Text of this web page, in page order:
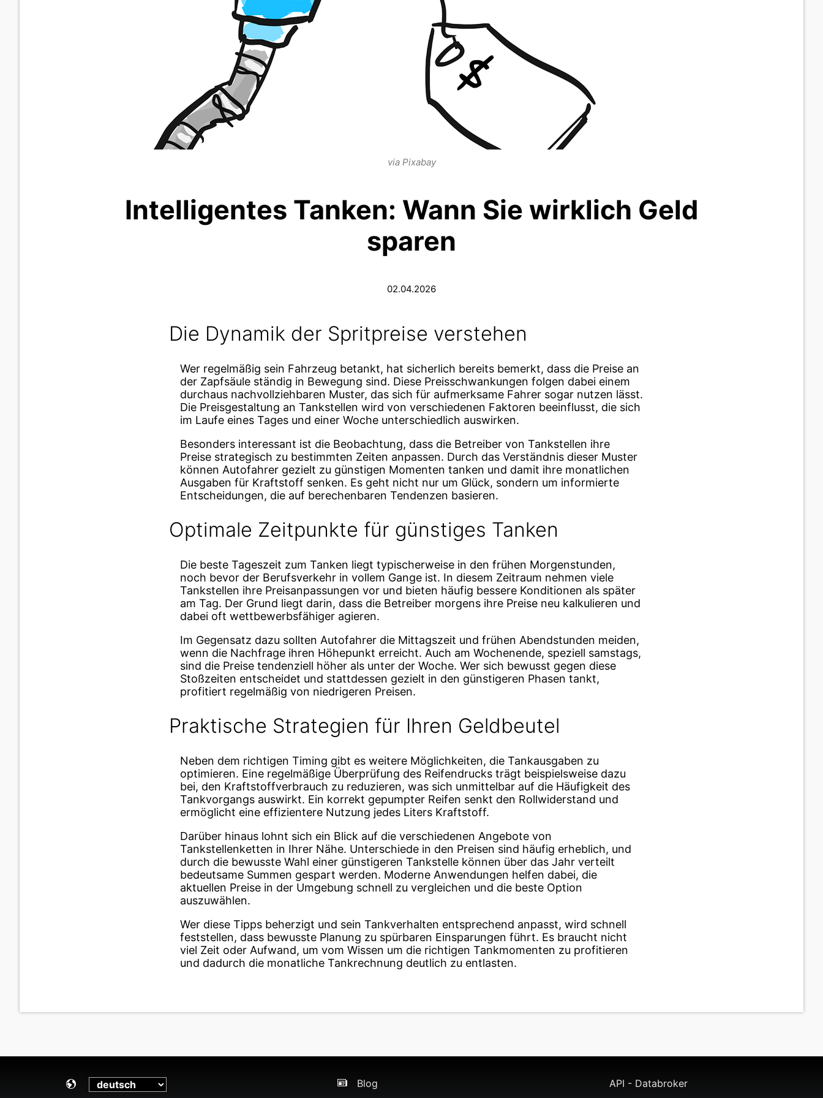
via Pixabay
Intelligentes Tanken: Wann Sie wirklich Geld
sparen
02.04.2026
Die Dynamik der Spritpreise verstehen
Wer regelmäßig sein Fahrzeug betankt, hat sicherlich bereits bemerkt, dass die Preise an
der Zapfsäule ständig in Bewegung sind. Diese Preisschwankungen folgen dabei einem
durchaus nachvollziehbaren Muster, das sich für aufmerksame Fahrer sogar nutzen lässt.
Die Preisgestaltung an Tankstellen wird von verschiedenen Faktoren beeinflusst, die sich
im Laufe eines Tages und einer Woche unterschiedlich auswirken.
Besonders interessant ist die Beobachtung, dass die Betreiber von Tankstellen ihre
Preise strategisch zu bestimmten Zeiten anpassen. Durch das Verständnis dieser Muster
können Autofahrer gezielt zu günstigen Momenten tanken und damit ihre monatlichen
Ausgaben für Kraftstoff senken. Es geht nicht nur um Glück, sondern um informierte
Entscheidungen, die auf berechenbaren Tendenzen basieren.
Optimale Zeitpunkte für günstiges Tanken
Die beste Tageszeit zum Tanken liegt typischerweise in den frühen Morgenstunden,
noch bevor der Berufsverkehr in vollem Gange ist. In diesem Zeitraum nehmen viele
Tankstellen ihre Preisanpassungen vor und bieten häufig bessere Konditionen als später
am Tag. Der Grund liegt darin, dass die Betreiber morgens ihre Preise neu kalkulieren und
dabei oft wettbewerbsfähiger agieren.
Im Gegensatz dazu sollten Autofahrer die Mittagszeit und frühen Abendstunden meiden,
wenn die Nachfrage ihren Höhepunkt erreicht. Auch am Wochenende, speziell samstags,
sind die Preise tendenziell höher als unter der Woche. Wer sich bewusst gegen diese
Stoßzeiten entscheidet und stattdessen gezielt in den günstigeren Phasen tankt,
profitiert regelmäßig von niedrigeren Preisen.
Praktische Strategien für Ihren Geldbeutel
Neben dem richtigen Timing gibt es weitere Möglichkeiten, die Tankausgaben zu
optimieren. Eine regelmäßige Überprüfung des Reifendrucks trägt beispielsweise dazu
bei, den Kraftstoffverbrauch zu reduzieren, was sich unmittelbar auf die Häufigkeit des
Tankvorgangs auswirkt. Ein korrekt gepumpter Reifen senkt den Rollwiderstand und
ermöglicht eine effizientere Nutzung jedes Liters Kraftstoff.
Darüber hinaus lohnt sich ein Blick auf die verschiedenen Angebote von
Tankstellenketten in Ihrer Nähe. Unterschiede in den Preisen sind häufig erheblich, und
durch die bewusste Wahl einer günstigeren Tankstelle können über das Jahr verteilt
bedeutsame Summen gespart werden. Moderne Anwendungen helfen dabei, die
aktuellen Preise in der Umgebung schnell zu vergleichen und die beste Option
auszuwählen.
Wer diese Tipps beherzigt und sein Tankverhalten entsprechend anpasst, wird schnell
feststellen, dass bewusste Planung zu spürbaren Einsparungen führt. Es braucht nicht
viel Zeit oder Aufwand, um vom Wissen um die richtigen Tankmomenten zu profitieren
und dadurch die monatliche Tankrechnung deutlich zu entlasten.
Blog API - Databroker